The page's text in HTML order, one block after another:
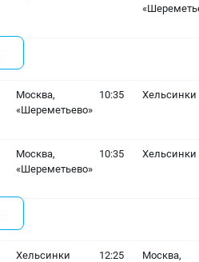
Москва,
«Шереметьево»
10:35 Хельсинки
Москва,
«Шереметьево»
10:35 Хельсинки
Хельсинки 12:25
Москва,